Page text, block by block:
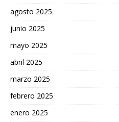
agosto 2025
junio 2025
mayo 2025
abril 2025
marzo 2025
febrero 2025
enero 2025